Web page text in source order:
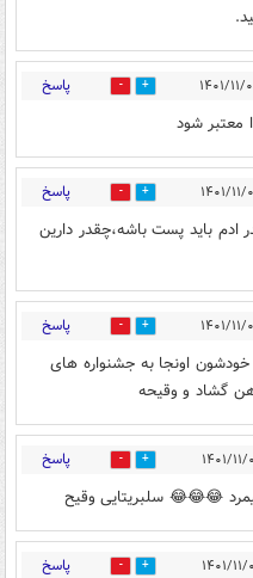
3 پاسخ
معتبر شود
2 پاسخ
ادم باید پست باشه،چقدر دارین
2 پاسخ
اونجا به جشنواره های
گشاد و وقیحه
2 پاسخ
😂😂😂 سلبریتایی وقیح
3 پاسخ